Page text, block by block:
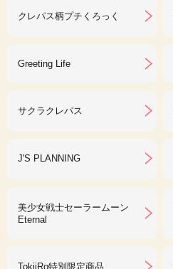
クレパス柄プチくろっく
Greeting Life
サクラクレパス
J'S PLANNING
美少女戦士セーラームーン
Eternal
TokiiRo特別限定商品